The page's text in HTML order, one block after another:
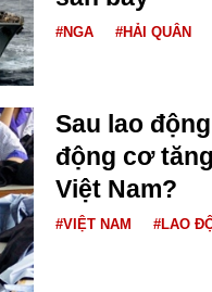
#NGA #HẢI QUÂN
Sau lao
động cơ
Việt Nam?
#VIỆT NAM #LAO